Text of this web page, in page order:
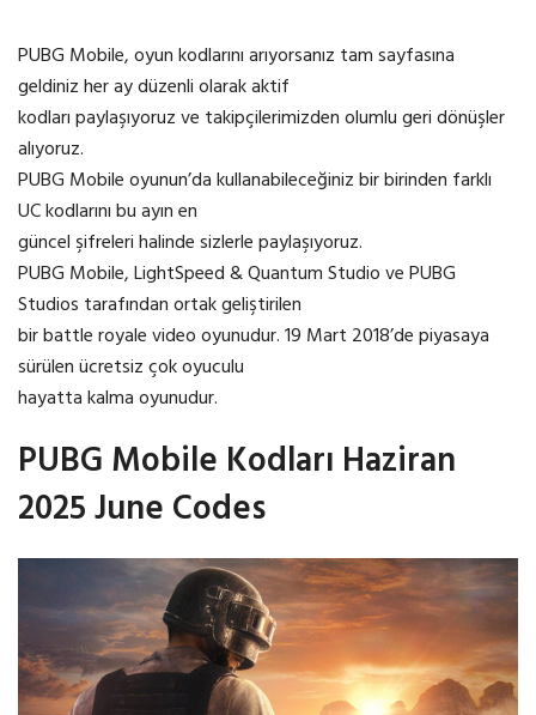
PUBG Mobile, oyun kodlarını arıyorsanız tam sayfasına
geldiniz her ay düzenli olarak aktif
kodları paylaşıyoruz ve takipçilerimizden olumlu geri dönüşler
alıyoruz.
PUBG Mobile oyunun’da kullanabileceğiniz bir birinden farklı
UC kodlarını bu ayın en
güncel şifreleri halinde sizlerle paylaşıyoruz.
PUBG Mobile, LightSpeed & Quantum Studio ve PUBG
Studios tarafından ortak geliştirilen
bir battle royale video oyunudur. 19 Mart 2018’de piyasaya
sürülen ücretsiz çok oyuculu
hayatta kalma oyunudur.
PUBG Mobile Kodları Haziran
2025 June Codes